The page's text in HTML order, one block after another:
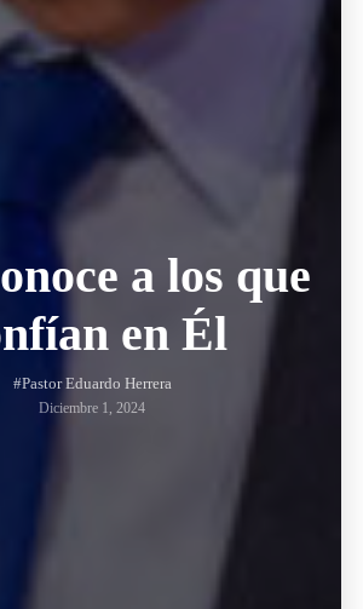
a los que
en Él
#Pastor Eduardo Herrera
Diciembre 1, 2024